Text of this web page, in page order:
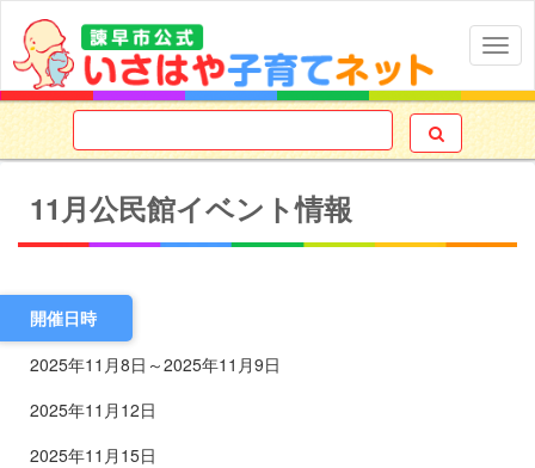

11月公民館イベント情報
2025年11月8日 ～2025年11月9日
2025年11月12日
2025年11月15日